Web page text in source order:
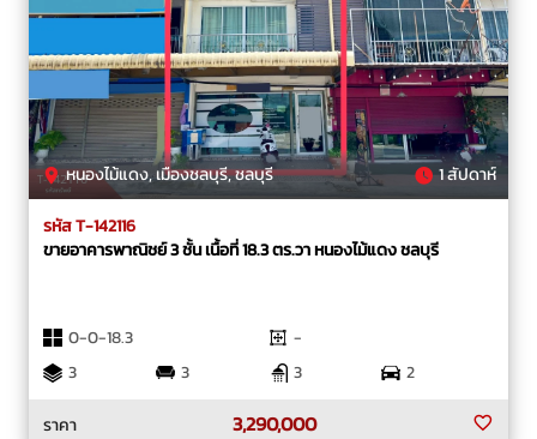
หนองไม้แดง, เมืองชลบุรี, ชลบุรี 1 สัปดาห์
รหัส T-142116
ขายอาคารพาณิชย์ 3 ชั้น เนื้อที่ 18.3 ตร.วา หนองไม้แดง ชลบุรี
0-0-18.3
-
3
3 3
2
ราคา
3,290,000